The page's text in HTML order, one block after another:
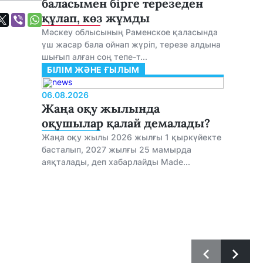
баласымен бірге терезеден
құлап, көз жұмды
Мәскеу облысының Раменское қаласында
үш жасар бала ойнап жүріп, терезе алдына
шығып алған соң тепе-т...
БІЛІМ ЖӘНЕ ҒЫЛЫМ
06.08.2026
Жаңа оқу жылында
оқушылар қалай демалады?
Жаңа оқу жылы 2026 жылғы 1 қыркүйекте
басталып, 2027 жылғы 25 мамырда
аяқталады, деп хабарлайды Made...